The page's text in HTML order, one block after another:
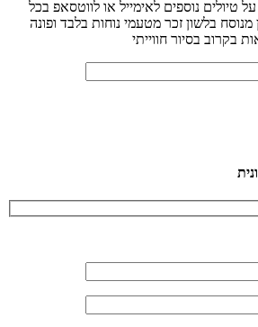
טיולים נוספים לאימייל או לווטסאפ בכל
בלשון זכר מטעמי נוחות בלבד ופונה
בקרוב בסיור חווייתי